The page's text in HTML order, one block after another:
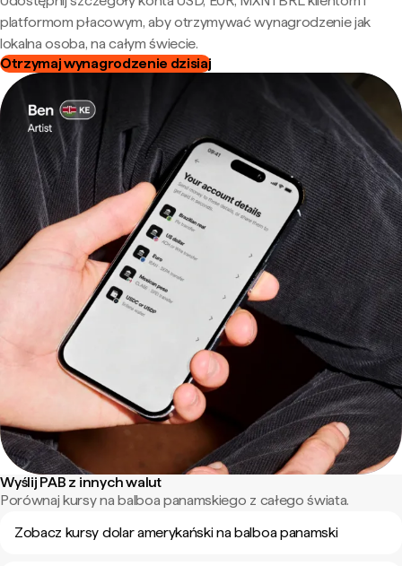
platformom płacowym, aby otrzymywać wynagrodzenie jak
lokalna osoba, na całym świecie.
Otrzymaj wynagrodzenie dzisiaj
Wyślij PAB z innych walut
Porównaj kursy na balboa panamskiego z całego świata.
Zobacz kursy dolar amerykański na balboa panamski